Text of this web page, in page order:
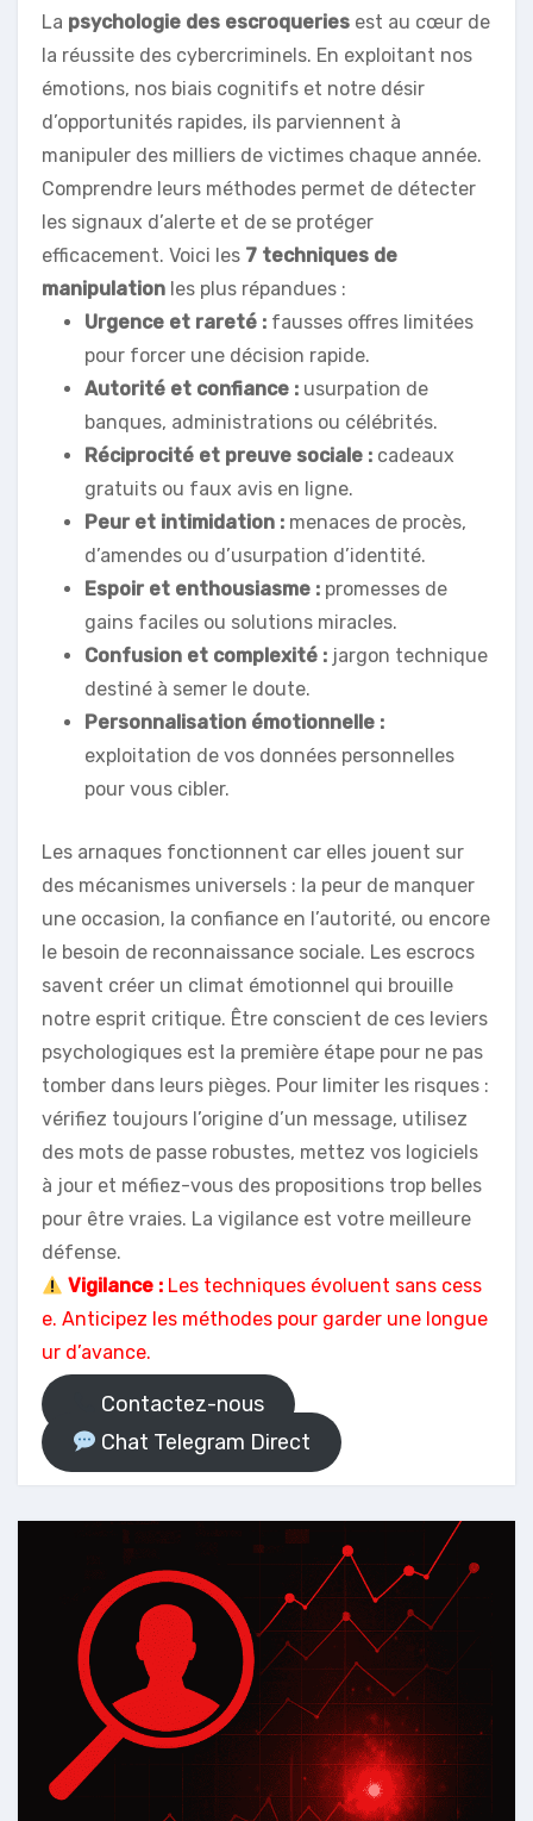
La psychologie des escroqueries est au cœur de
la réussite des cybercriminels. En exploitant nos
émotions, nos biais cognitifs et notre désir
d’opportunités rapides, ils parviennent à
manipuler des milliers de victimes chaque année.
Comprendre leurs méthodes permet de détecter
les signaux d’alerte et de se protéger
efficacement. Voici les 7 techniques de
manipulation les plus répandues :
Urgence et rareté : fausses offres limitées
pour forcer une décision rapide.
Autorité et confiance : usurpation de
banques, administrations ou célébrités.
Réciprocité et preuve sociale : cadeaux
gratuits ou faux avis en ligne.
Peur et intimidation : menaces de procès,
d’amendes ou d’usurpation d’identité.
Espoir et enthousiasme : promesses de
gains faciles ou solutions miracles.
Confusion et complexité : jargon technique
destiné à semer le doute.
Personnalisation émotionnelle :
exploitation de vos données personnelles
pour vous cibler.
Les arnaques fonctionnent car elles jouent sur
des mécanismes universels : la peur de manquer
une occasion, la confiance en l’autorité, ou encore
le besoin de reconnaissance sociale. Les escrocs
savent créer un climat émotionnel qui brouille
notre esprit critique. Être conscient de ces leviers
psychologiques est la première étape pour ne pas
tomber dans leurs pièges. Pour limiter les risques :
vérifiez toujours l’origine d’un message, utilisez
des mots de passe robustes, mettez vos logiciels
à jour et méfiez-vous des propositions trop belles
pour être vraies. La vigilance est votre meilleure
défense.
Vigilance : Les techniques évoluent sans cess
e. Anticipez les méthodes pour garder une longue
ur d’avance.
Contactez-nous
Chat Telegram Direct